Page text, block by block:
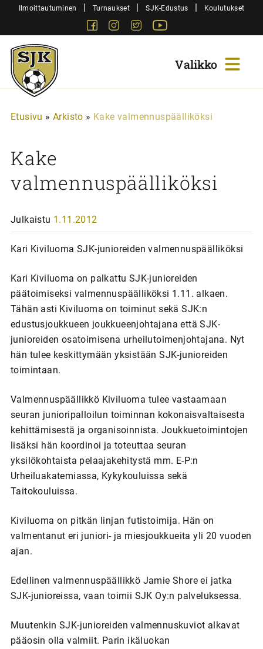
SiirryIlmoittautuminen | Turnaukset | SJK-Edustus | Koulutukset
FacebookInstagram
Twitter
Sjk-
Juniorit
Etusivu » Arkisto » Kake valmennuspäälliköksi
Kake
valmennuspäälliköksi
Julkaistu 1.11.2012
Kari Kiviluoma SJK-junioreiden valmennuspäälliköksi
Kari Kiviluoma on palkattu SJK-junioreiden
päätoimiseksi valmennuspäälliköksi 1.11. alkaen.
Tähän asti Kiviluoma on toiminut sekä SJK:n
edustusjoukkueen joukkueenjohtajana että SJK-
junioreiden osatoimisena urheilutoimenjohtajana. Nyt
hän tulee keskittymään yksistään SJK-junioreiden
toimintaan.
Valmennuspäällikkö Kiviluoma tulee vastaamaan
seuran junioripalloilun toiminnan kokonaisvaltaisesta
kehittämisestä ja organisoinnista. Joukkuetoimintojen
lisäksi hän koordinoi ja toteuttaa seuran
yksilökohtaista pelaajakehitystä mm. E-P:n
Urheiluakatemiassa, Kykykouluissa sekä
Taitokouluissa.
Kiviluoma on pitkän linjan futistoimija. Hän on
valmentanut eri juniori- ja miesjoukkueita yli 20 vuoden
ajan.
Edellinen valmennuspäällikkö Jamie Shore ei jatka
SJK-junioreissa, vaan toimii SJK Oy:n palveluksessa.
Muutenkin SJK-junioreiden valmennuskuviot alkavat
pääosin olla valmiit. Parin ikäluokan